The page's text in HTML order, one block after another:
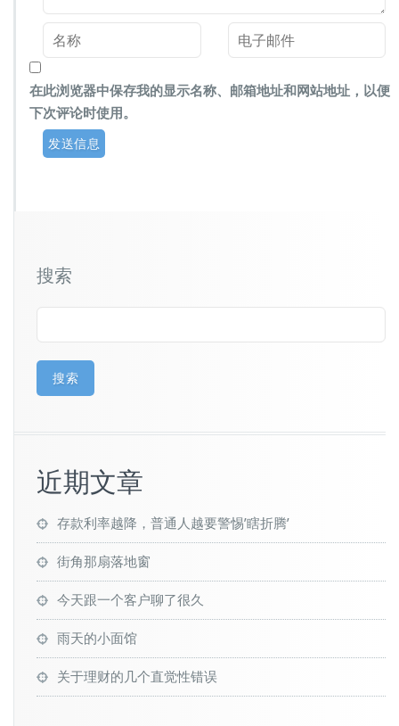
在此浏览器中保存我的显示名称、邮箱地址和网站地址，以便
下次评论时使用。
搜索
搜索
近期文章
存款利率越降，普通人越要警惕’瞎折腾’
街角那扇落地窗
今天跟一个客户聊了很久
雨天的小面馆
关于理财的几个直觉性错误